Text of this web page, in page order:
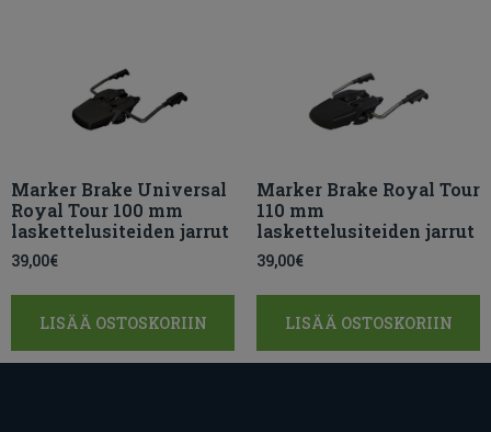
Marker Brake Universal
Royal Tour 100 mm
laskettelusiteiden jarrut
39,00€
LISÄÄ OSTOSKORIIN
Marker Brake Royal Tour
110 mm
laskettelusiteiden jarrut
39,00€
LISÄÄ OSTOSKORIIN